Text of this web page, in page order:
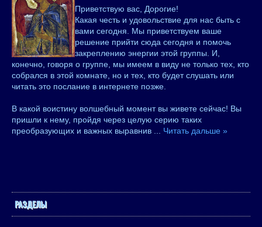
Приветствую вас, Дорогие!
Какая честь и удовольствие для нас быть с
вами сегодня. Мы приветствуем ваше
решение прийти сюда сегодня и помочь
закреплению энергии этой группы. И,
конечно, говоря о группе, мы имеем в виду не только тех, кто
собрался в этой комнате, но и тех, кто будет слушать или
читать это послание в интернете позже.
В какой воистину волшебный момент вы живете сейчас! Вы
пришли к нему, пройдя через целую серию таких
преобразующих и важных выравнив
Читать дальше »
РАЗДЕЛЫ